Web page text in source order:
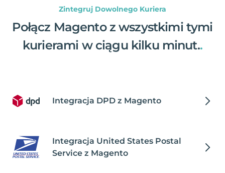
Zintegruj Dowolnego Kuriera
Połącz Magento z wszystkimi tymi
kurierami w ciągu kilku minut..
Integracja DPD z Magento
Integracja United States Postal
Service z Magento